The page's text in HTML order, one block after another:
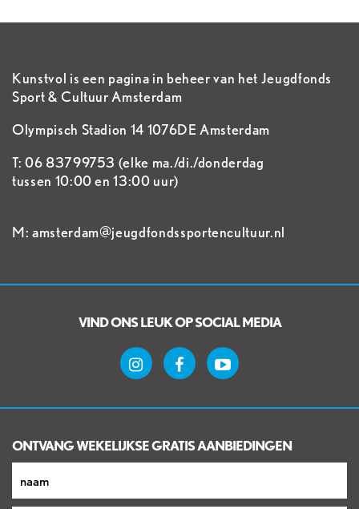
Kunstvol is een pagina in beheer van het Jeugdfonds
Sport & Cultuur Amsterdam
Olympisch Stadion 14 1076DE Amsterdam
T: 06 83799753 (elke ma./di./donderdag
tussen 10:00 en 13:00 uur)
M: amsterdam@jeugdfondssportencultuur.nl
VIND ONS LEUK OP SOCIAL MEDIA
ONTVANG WEKELIJKSE GRATIS AANBIEDINGEN